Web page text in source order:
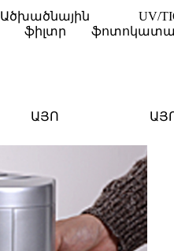
Ածխածնային
ֆիլտր
UV/
ԱՅՈ